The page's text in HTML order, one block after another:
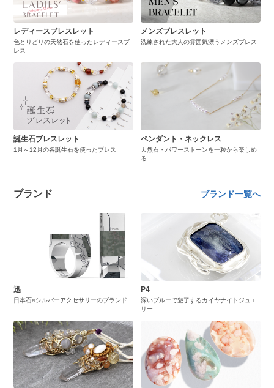
レディースブレスレット
色とりどりの天然石を使ったレディースブ
レス
メンズブレスレット
洗練された大人の雰囲気漂うメンズブレス
誕生石ブレスレット
1月～12月の各誕生石を使ったブレス
ペンダント・ネックレス
天然石・パワーストーンを一粒から楽しめ
る
ブランド ブランド一覧へ
迅
日本石×シルバーアクセサリーのブランド
P4
深いブルーで魅了するカイヤナイトジュエ
リー